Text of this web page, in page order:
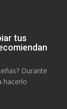
tus
Durante
hacerlo